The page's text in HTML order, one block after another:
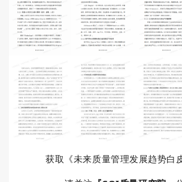
获取《未来质量管理发展趋势白